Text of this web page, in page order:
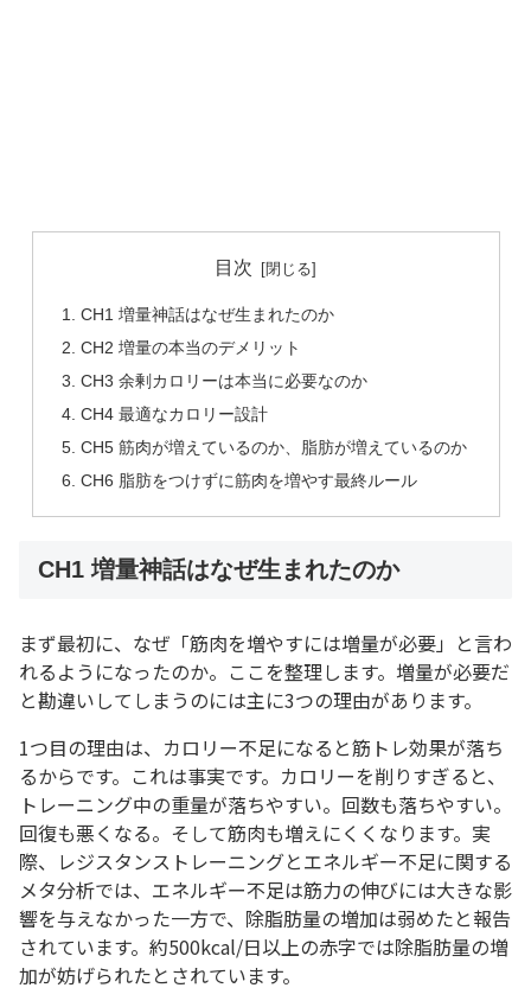
目次
CH1 増量神話はなぜ生まれたのか
CH2 増量の本当のデメリット
CH3 余剰カロリーは本当に必要なのか
CH4 最適なカロリー設計
CH5 筋肉が増えているのか、脂肪が増えているのか
CH6 脂肪をつけずに筋肉を増やす最終ルール
CH1 増量神話はなぜ生まれたのか
まず最初に、なぜ「筋肉を増やすには増量が必要」と言わ
れるようになったのか。ここを整理します。増量が必要だ
と勘違いしてしまうのには主に3つの理由があります。
1つ目の理由は、カロリー不足になると筋トレ効果が落ち
るからです。これは事実です。カロリーを削りすぎると、
トレーニング中の重量が落ちやすい。回数も落ちやすい。
回復も悪くなる。そして筋肉も増えにくくなります。実
際、レジスタンストレーニングとエネルギー不足に関する
メタ分析では、エネルギー不足は筋力の伸びには大きな影
響を与えなかった一方で、除脂肪量の増加は弱めたと報告
されています。約500kcal/日以上の赤字では除脂肪量の増
加が妨げられたとされています。